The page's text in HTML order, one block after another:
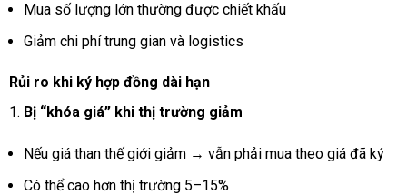
Mua số lượng lớn thường được chiết khấu
Giảm chi phí trung gian và logistics
Rủi ro khi ký hợp đồng dài hạn
Bị “khóa giá” khi thị trường giảm
Nếu giá than thế giới giảm → vẫn phải mua theo giá đã ký
Có thể cao hơn thị trường 5–15%